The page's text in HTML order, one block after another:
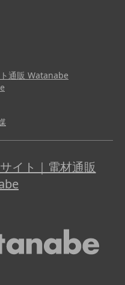
通販 Watanabe
イト｜電材通販